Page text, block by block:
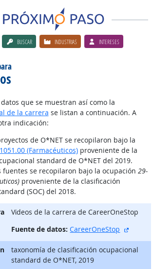
BUSCAR INDUSTRIAS INTERESES
que se muestran así como la
de la carrera se listan a continuación. A
indicación:
de O*NET se recopilaron bajo la
(Farmacéuticos)proveniente de la
standard de O*NET del 2019.
fuentes se recopilaron bajo la ocupación 29-
proveniente de la clasificación
(SOC) del 2018.
Vίdeos de la carrera de CareerOneStop
Fuente de datos: CareerOneStop
taxonomía de clasificación ocupacional
standard de O*NET, 2019